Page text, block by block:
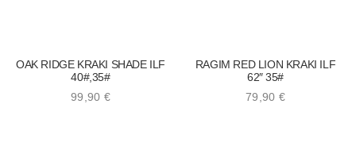
99,90 €
OAK RIDGE KRAKI SHADE ILF
40#,35#
79,90 €
RAGIM RED LION KRAKI ILF
62″ 35#